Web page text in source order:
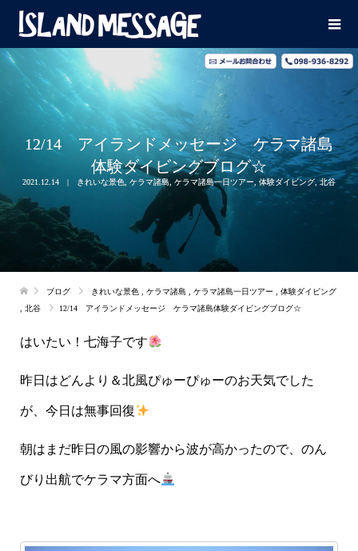
12/14 アイランドメッセージ ケラマ諸島
体験ダイビングブログ☆
2021.12.14 きれいな景色 ケラマ諸島 ケラマ諸島一日ツアー 体験ダイビング,北谷
ブログ きれいな景色 ケラマ諸島 ケラマ諸島一日ツアー
体験ダイビング
北谷 12/14 アイランドメッセージ ケラマ諸島体験ダイビングブログ☆
はいたい！七海子です
昨日はどんより＆北風ぴゅーぴゅーのお天気でした
が、今日は無事回復
朝はまだ昨日の風の影響から波が高かったので、のん
びり出航でケラマ方面へ